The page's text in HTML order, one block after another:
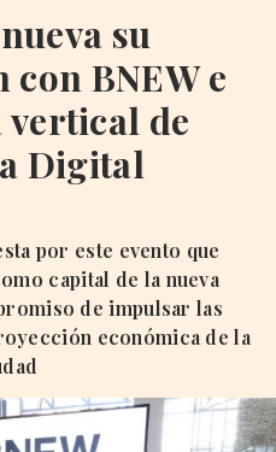
su
BNEW e
de
Digital
por este evento que
capital de la nueva
de impulsar las
económica de la